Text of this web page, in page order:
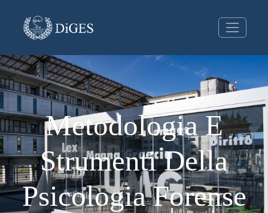
Metodologia E
Strumenti Della
Psicologia Forense